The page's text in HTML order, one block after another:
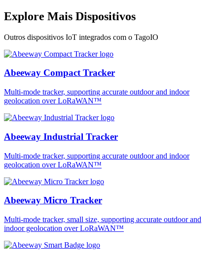
Explore Mais Dispositivos
Outros dispositivos IoT integrados com o TagoIO
Abeeway Compact Tracker
Multi-mode tracker, supporting accurate outdoor and indoor
geolocation over LoRaWAN™
Abeeway Industrial Tracker
Multi-mode tracker, supporting accurate outdoor and indoor
geolocation over LoRaWAN™
Abeeway Micro Tracker
Multi-mode tracker, small size, supporting accurate outdoor and
indoor geolocation over LoRaWAN™